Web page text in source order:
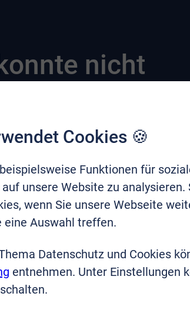
nicht
Cookies 🍪
Funktionen für
unsere Website zu analysieren.
wenn Sie unsere Webseite
eine Auswahl treffen.
Datenschutz und Cookies
entnehmen. Unter Einstellungen